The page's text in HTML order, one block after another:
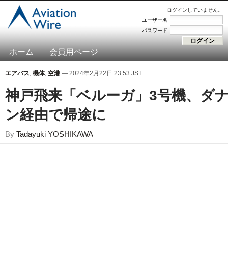
ログインしていません。
ユーザー名
パスワード
ホーム 会員用ページ
エアバス, 機体, 空港 — 2024年2月22日 23:53 JST
神戸飛来「ベルーガ」3号機、ダ
ン経由で帰途に
By Tadayuki YOSHIKAWA